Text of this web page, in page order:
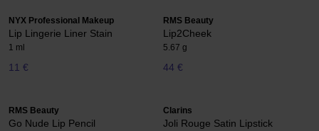
NYX Professional Makeup
Lip Lingerie Liner Stain
1 ml
11 €
RMS Beauty
Lip2Cheek
5.67 g
44 €
RMS Beauty
Go Nude Lip Pencil
Clarins
Joli Rouge Satin Lipstick